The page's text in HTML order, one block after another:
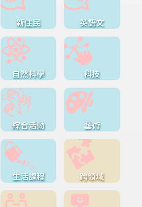
新住民 英語文
自然科學 科技
綜合活動 藝術
生活課程 跨領域